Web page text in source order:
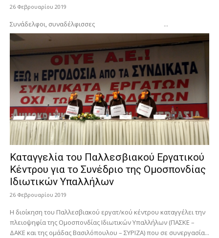
26 Φεβρουαρίου 2019
Συνάδελφοι, συναδέλφισσες ...
Καταγγελία του Παλλεσβιακού Εργατικού
Κέντρου για το Συνέδριο της Ομοσπονδίας
Ιδιωτικών Υπαλλήλων
26 Φεβρουαρίου 2019
Η διοίκηση του Παλλεσβιακού εργατ/κού κέντρου καταγγέλει την
πλειοψηφία της Ομοσπονδίας Ιδιωτικών Υπαλλήλων (ΠΑΣΚΕ –
ΔΑΚΕ και της ομάδας Βασιλόπουλου – ΣΥΡΙΖΑ) που σε συνεργασία...